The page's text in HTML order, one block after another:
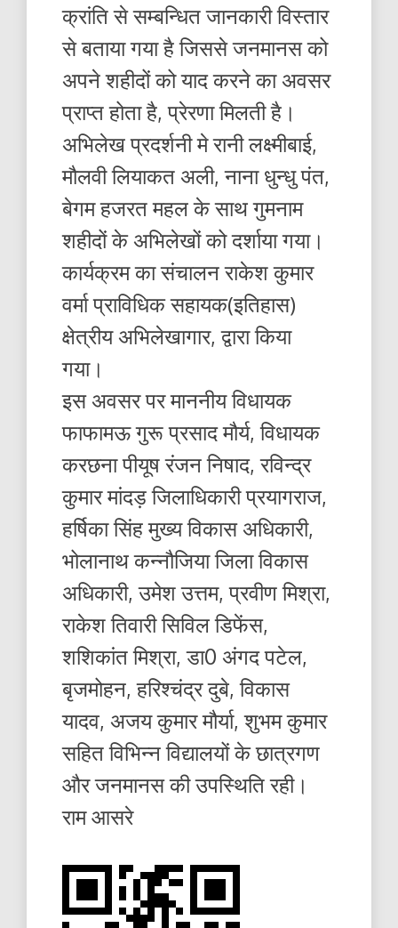
क्रांति से सम्बन्धित जानकारी विस्तार
से बताया गया है जिससे जनमानस को
अपने शहीदों को याद करने का अवसर
प्राप्त होता है, प्रेरणा मिलती है।
अभिलेख प्रदर्शनी मे रानी लक्ष्मीबाई,
मौलवी लियाकत अली, नाना धुन्धु पंत,
बेगम हजरत महल के साथ गुमनाम
शहीदों के अभिलेखों को दर्शाया गया।
कार्यक्रम का संचालन राकेश कुमार
वर्मा प्राविधिक सहायक(इतिहास)
क्षेत्रीय अभिलेखागार, द्वारा किया
गया।
इस अवसर पर माननीय विधायक
फाफामऊ गुरू प्रसाद मौर्य, विधायक
करछना पीयूष रंजन निषाद, रविन्द्र
कुमार मांदड़ जिलाधिकारी प्रयागराज,
हर्षिका सिंह मुख्य विकास अधिकारी,
भोलानाथ कन्नौजिया जिला विकास
अधिकारी, उमेश उत्तम, प्रवीण मिश्रा,
राकेश तिवारी सिविल डिफेंस,
शशिकांत मिश्रा, डा0 अंगद पटेल,
बृजमोहन, हरिश्चंद्र दुबे, विकास
यादव, अजय कुमार मौर्या, शुभम कुमार
सहित विभिन्न विद्यालयों के छात्रगण
और जनमानस की उपस्थिति रही।
राम आसरे